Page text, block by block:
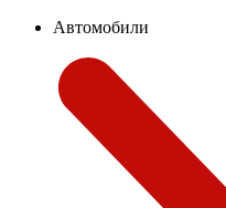
Автомобили